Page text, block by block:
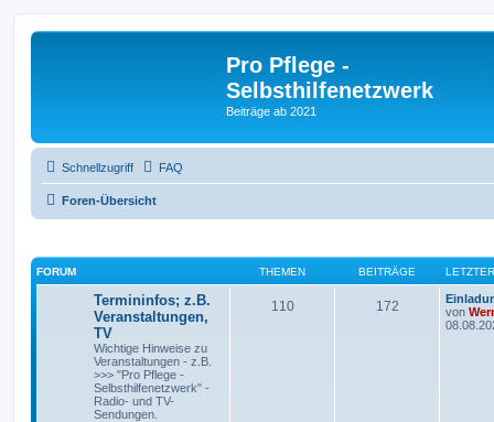
Pro Pflege -
Selbsthilfenetzwerk
Beiträge ab 2021
Schnellzugriff FAQ
Foren-Übersicht
FORUM THEMEN BEITRÄGE
Termininfos; z.B.
Veranstaltungen,
TV
Wichtige Hinweise zu
Veranstaltungen - z.B.
>>> "Pro Pflege -
Selbsthilfenetzwerk" -
Radio- und TV-
Sendungen.
110 172
von